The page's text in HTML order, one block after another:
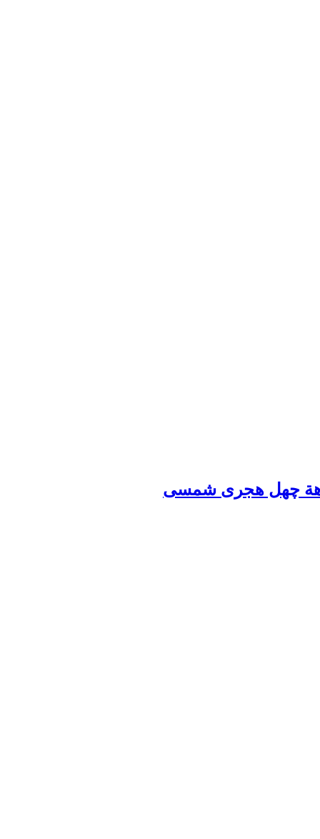
دهة چهل هجری شمسی